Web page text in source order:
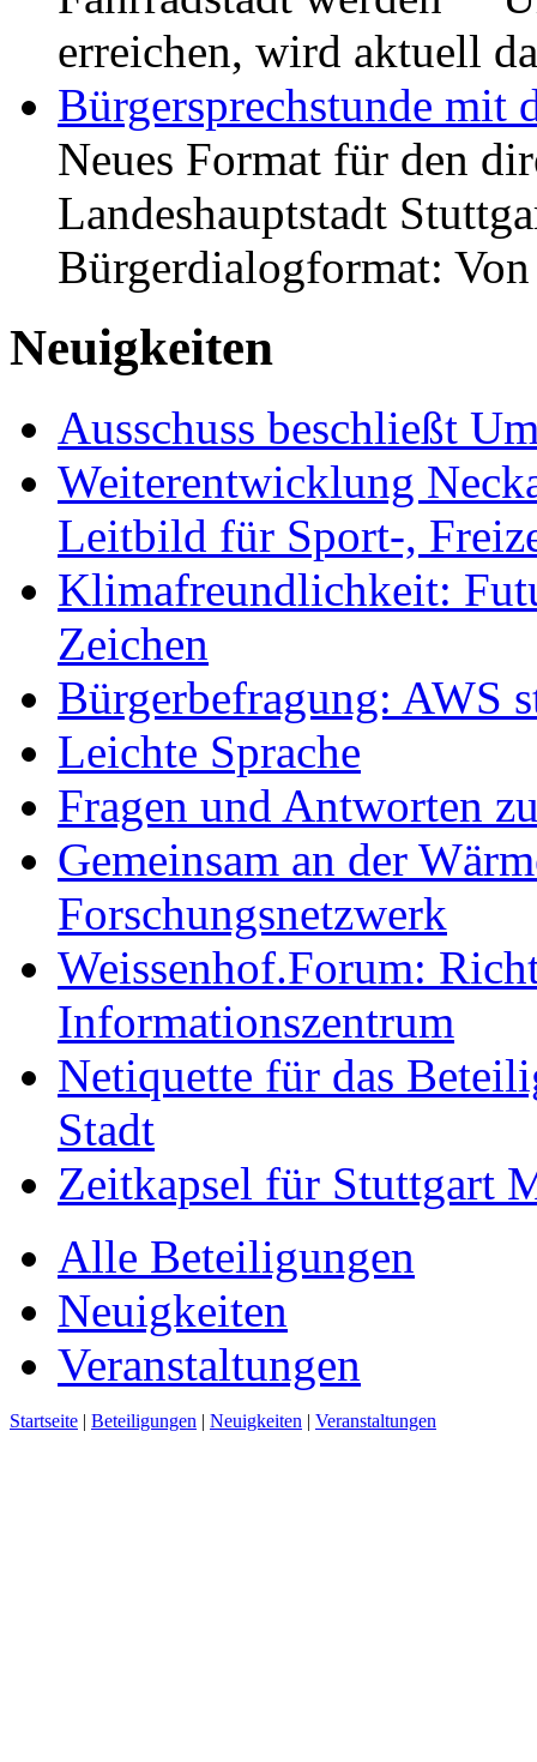
erreichen, wird aktuell
Bürgersprechstunde mit
Neues Format für den
Landeshauptstadt
Bürgerdialogformat:
Neuigkeiten
Ausschuss beschließt
Weiterentwicklung
Leitbild für Sport-,
Klimafreundlichkeit:
Zeichen
Bürgerbefragung: AWS
Leichte Sprache
Fragen und Antworten
Gemeinsam an der
Forschungsnetzwerk
Weissenhof.Forum:
Informationszentrum
Netiquette für das
Stadt
Zeitkapsel für Stuttgart
Alle Beteiligungen
Neuigkeiten
Veranstaltungen
Startseite | Beteiligungen | Neuigkeiten | Veranstaltungen